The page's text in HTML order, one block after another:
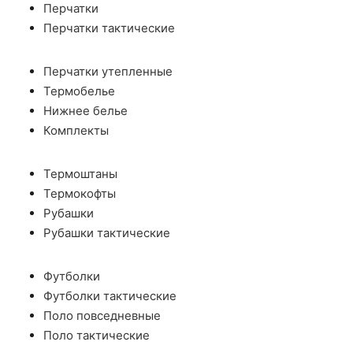
Перчатки
Перчатки тактические
Перчатки утепленные
Термобелье
Нижнее белье
Комплекты
Термоштаны
Термокофты
Рубашки
Рубашки тактические
Футболки
Футболки тактические
Поло повседневные
Поло тактические